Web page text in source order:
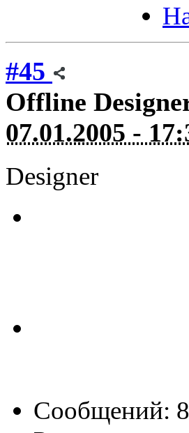
#45
Offline
07.01.2005 -
Designer
Сообщений: